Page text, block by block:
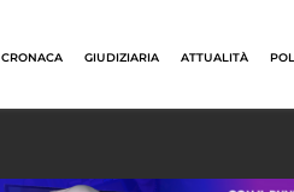
CRONACA GIUDIZIARIA ATTUALITÀ